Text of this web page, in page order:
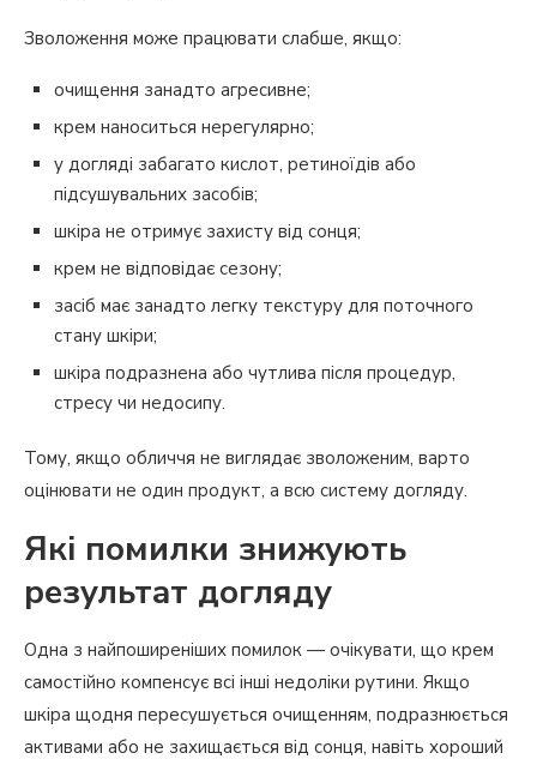
Зволоження може працювати слабше, якщо:
очищення занадто агресивне;
крем наноситься нерегулярно;
у догляді забагато кислот, ретиноїдів або
підсушувальних засобів;
шкіра не отримує захисту від сонця;
крем не відповідає сезону;
засіб має занадто легку текстуру для поточного
стану шкіри;
шкіра подразнена або чутлива після процедур,
стресу чи недосипу.
Тому, якщо обличчя не виглядає зволоженим, варто
оцінювати не один продукт, а всю систему догляду.
Які помилки знижують
результат догляду
Одна з найпоширеніших помилок — очікувати, що крем
самостійно компенсує всі інші недоліки рутини. Якщо
шкіра щодня пересушується очищенням, подразнюється
активами або не захищається від сонця, навіть хороший